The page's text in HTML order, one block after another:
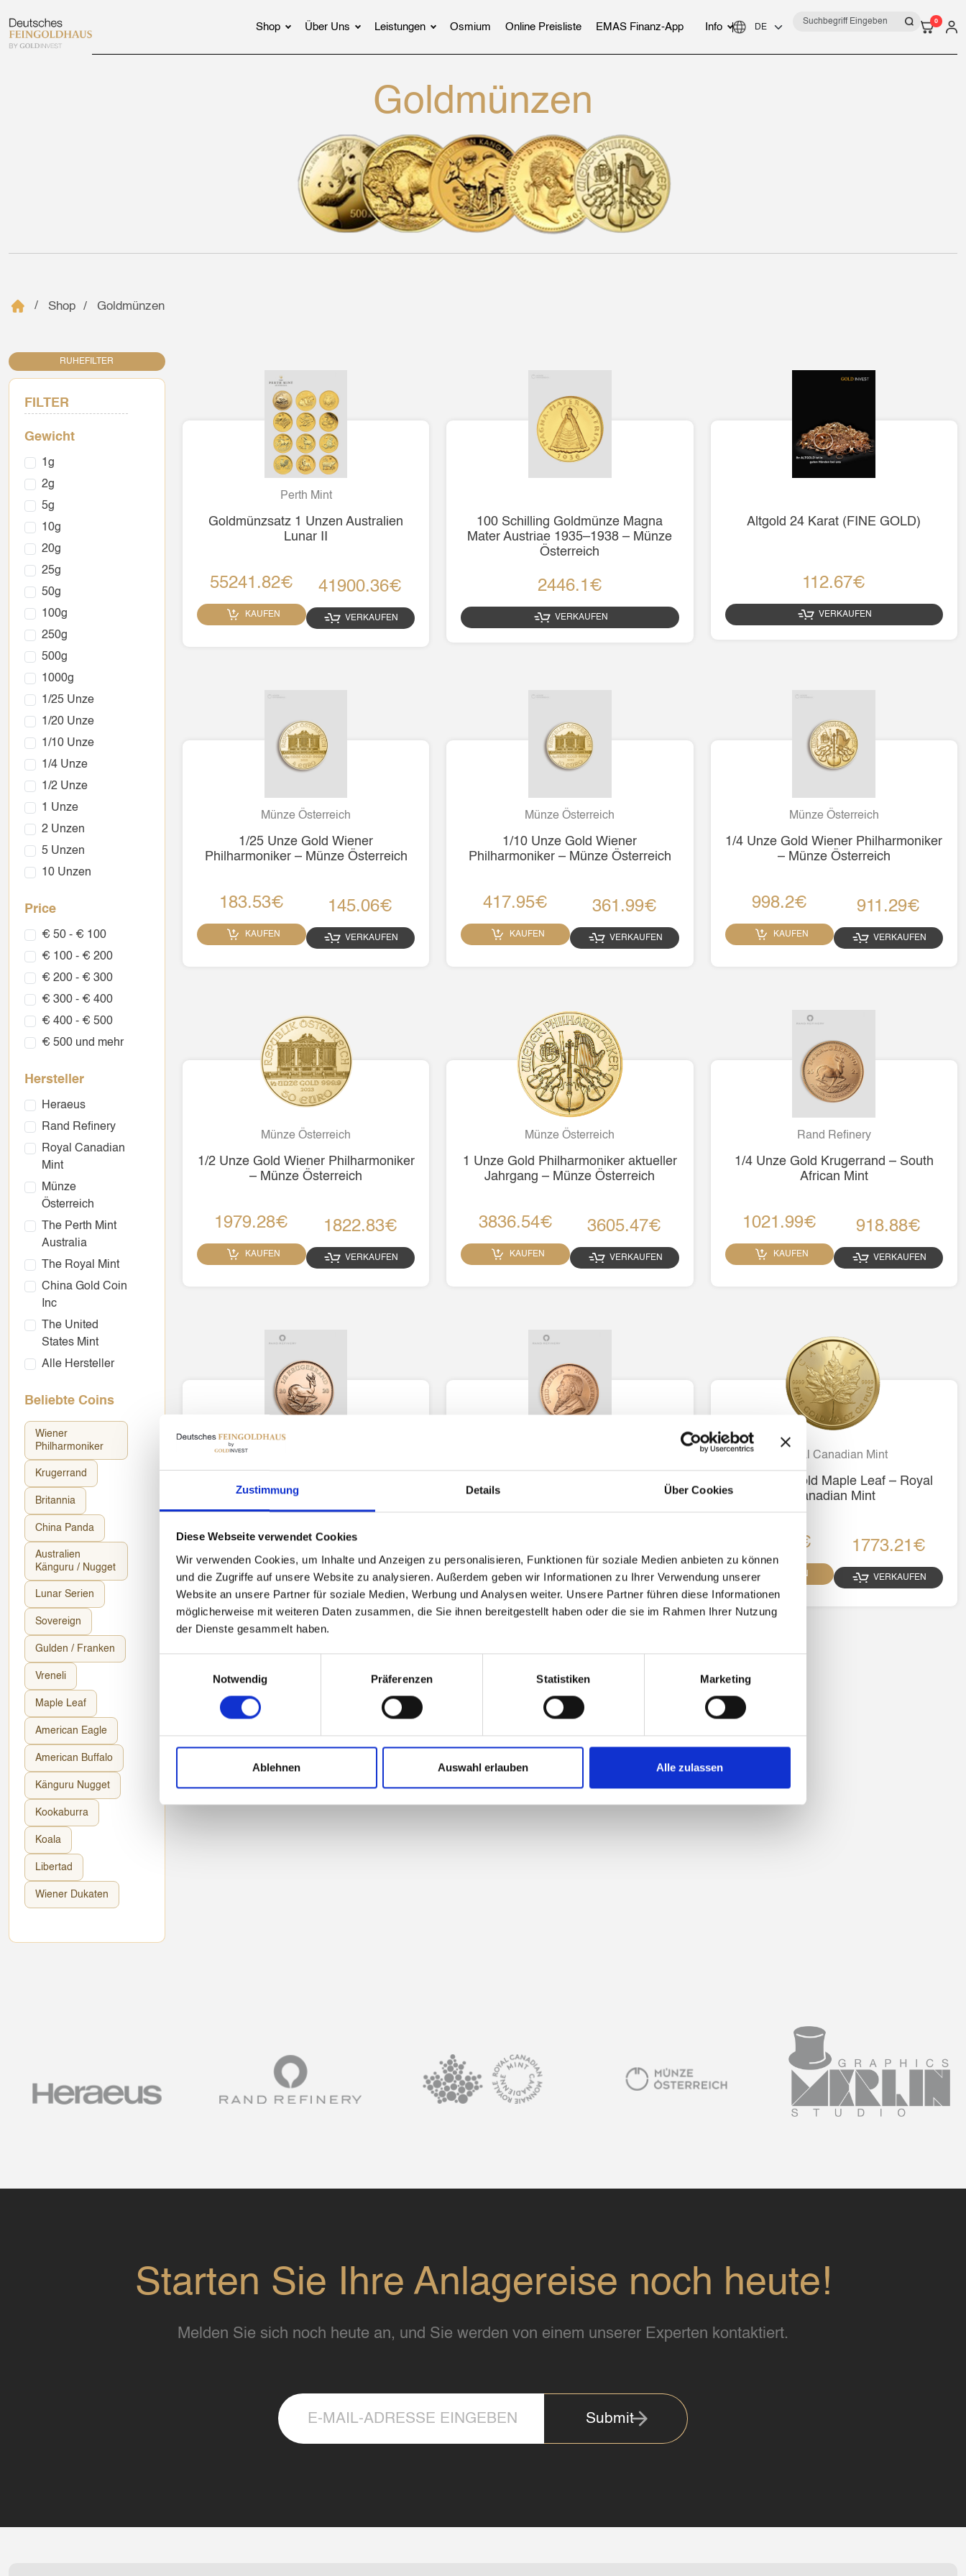
Zustimmung Details Über Cookies
Diese Webseite verwendet Cookies
Wir verwenden Cookies, um Inhalte und Anzeigen zu personalisieren, Funktionen für soziale Medien anbieten zu können
und die Zugriffe auf unsere Website zu analysieren. Außerdem geben wir Informationen zu Ihrer Verwendung unserer
Website an unsere Partner für soziale Medien, Werbung und Analysen weiter. Unsere Partner führen diese Informationen
möglicherweise mit weiteren Daten zusammen, die Sie ihnen bereitgestellt haben oder die sie im Rahmen Ihrer Nutzung
der Dienste gesammelt haben.
Notwendig
Präferenzen Statistiken Marketing
Ablehnen Auswahl erlauben Alle zulassen
Shop Über Uns Leistungen Osmium Online Preisliste EMAS Finanz-App Info
0
Goldmünzen
Shop Goldmünzen
RUHEFILTER
FILTER
Gewicht
1g
2g
5g
10g
20g
25g
50g
100g
250g
500g
1000g
1/25 Unze
1/20 Unze
1/10 Unze
1/4 Unze
1/2 Unze
1 Unze
2 Unzen
5 Unzen
10 Unzen
Price
€ 50 - € 100
€ 100 - € 200
€ 200 - € 300
€ 300 - € 400
€ 400 - € 500
€ 500 und mehr
Hersteller
Heraeus
Rand Refinery
Royal Canadian
Mint
Münze
Österreich
The Perth Mint
Australia
The Royal Mint
China Gold Coin
Inc
The United
States Mint
Alle Hersteller
Beliebte Coins
Wiener
Philharmoniker
Krugerrand
Britannia
China Panda
Australien
Känguru / Nugget
Lunar Serien
Sovereign
Gulden / Franken
Vreneli
Maple Leaf
American Eagle
American Buffalo
Känguru Nugget
Kookaburra
Koala
Libertad
Wiener Dukaten
Perth Mint
Goldmünzsatz 1 Unzen Australien
Lunar II
55241.82€
KAUFEN
41900.36€
VERKAUFEN
100 Schilling Goldmünze Magna
Mater Austriae 1935–1938 – Münze
Österreich
2446.1€
VERKAUFEN
Altgold 24 Karat (FINE GOLD)
112.67€
VERKAUFEN
Münze Österreich
1/25 Unze Gold Wiener
Philharmoniker – Münze Österreich
183.53€
KAUFEN
145.06€
VERKAUFEN
Münze Österreich
1/10 Unze Gold Wiener
Philharmoniker – Münze Österreich
417.95€
KAUFEN
361.99€
VERKAUFEN
Münze Österreich
1/4 Unze Gold Wiener Philharmoniker
– Münze Österreich
998.2€
KAUFEN
911.29€
VERKAUFEN
Münze Österreich
1/2 Unze Gold Wiener Philharmoniker
– Münze Österreich
1979.28€
KAUFEN
1822.83€
VERKAUFEN
Münze Österreich
1 Unze Gold Philharmoniker aktueller
Jahrgang – Münze Österreich
3836.54€
KAUFEN
3605.47€
VERKAUFEN
Rand Refinery
1/4 Unze Gold Krugerrand – South
African Mint
1021.99€
KAUFEN
918.88€
VERKAUFEN
African Mint
2006.9€
KAUFEN
1782.4€
VERKAUFEN KAUFEN VERKAUFEN
Royal Canadian Mint
1/2 Unze Gold Maple Leaf – Royal
Canadian Mint
2006.9€
KAUFEN
1773.21€
VERKAUFEN
Starten Sie Ihre Anlagereise noch heute!
Melden Sie sich noch heute an, und Sie werden von einem unserer Experten kontaktiert.
Submit